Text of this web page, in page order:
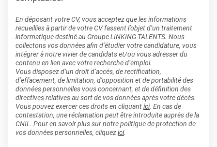
En déposant votre CV, vous acceptez que les informations
recueillies à partir de votre CV fassent l’objet d’un traitement
informatique destiné au Groupe LINKING TALENTS. Nous
collectons vos données afin d’étudier votre candidature, vous
intégrer à notre vivier de candidats et/ou vous adresser du
contenu en lien avec votre recherche d’emploi.
Vous disposez d’un droit d’accès, de rectification,
d’effacement, de limitation, d’opposition et de portabilité des
données personnelles vous concernant, et de définition des
directives relatives au sort de vos données après votre décès.
Vous pouvez exercer ces droits en cliquantici. En cas de
contestation, une réclamation peut être introduite auprès de la
CNIL. Pour en savoir plus sur notre politique de protection de
vos données personnelles, cliquezici.